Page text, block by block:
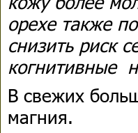
орехе также
снизить риск
когнитивные
В свежих
магния.